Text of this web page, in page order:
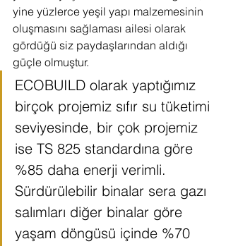
yine yüzlerce yeşil yapı malzemesinin
oluşmasını sağlaması ailesi olarak
gördüğü siz paydaşlarından aldığı
güçle olmuştur.
ECOBUILD olarak yaptığımız
birçok projemiz sıfır su tüketimi
seviyesinde, bir çok projemiz
ise TS 825 standardına göre
%85 daha enerji verimli.
Sürdürülebilir binalar sera gazı
salımları diğer binalar göre
yaşam döngüsü içinde %70